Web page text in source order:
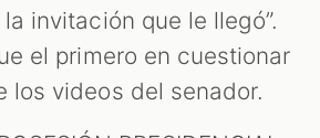
invitación que le llegó”.
el primero en cuestionar
los videos del senador.